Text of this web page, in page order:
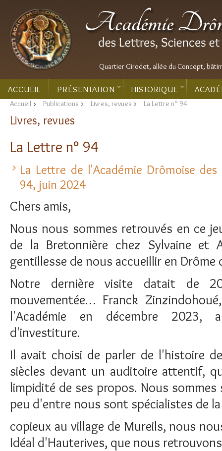
Quartier Girodet, allée du Concept,
ACCUEIL PRÉSENTATION HISTORIQUE
Accueil > Publications > Livres, revues > La Lettre n° 94
Livres, revues
La Lettre n° 94
La Lettre de l'Académie Drômoise
94, juin 2024
Chers amis,
Nous nous sommes retrouvés en ce
de la Bretonnière chez Sylvaine et
gentillesse de nous accueillir en Drôme
Notre dernière visite datait de
mouvementée… Franck
l'Académie en décembre
d'investiture.
Il avait choisi de parler de l'histoire
siècles devant un auditoire attentif,
limpidité de ses propos. Nous
peu d'entre nous sont spécialistes de
copieux au village de Mureils, nous
Idéal d'Hauterives, que nous